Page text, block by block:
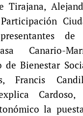
Tirajana,
Canario-
de Bienestar
Francis
la